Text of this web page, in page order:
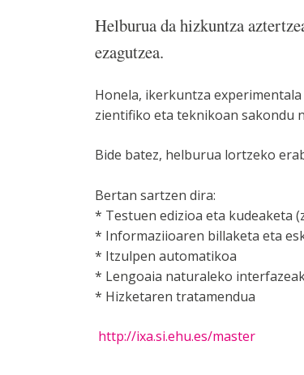
Helburua da hizkuntza
ezagutzea.
Honela, ikerkuntza
zientifiko eta teknikoan sakondu
Bide batez, helburua lortzeko
Bertan sartzen dira:
* Testuen edizioa eta kudeaketa
* Informaziioaren billaketa eta
* Itzulpen automatikoa
* Lengoaia naturaleko
* Hizketaren tratamendua
http://ixa.si.ehu.es/master